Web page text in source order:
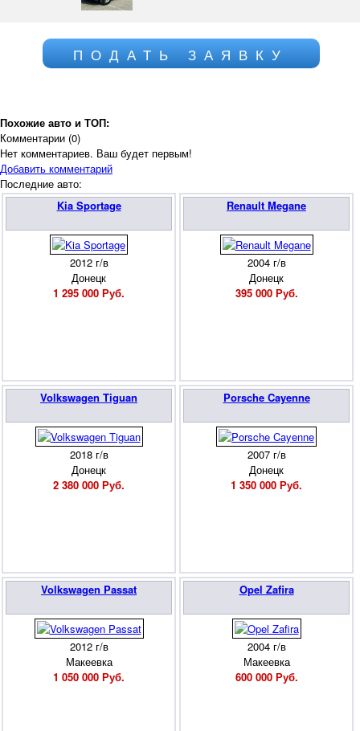
ПОДАТЬ ЗАЯВКУ
Похожие авто и ТОП:
Комментарии (0)
Нет комментариев. Ваш будет первым!
Добавить комментарий
Последние авто:
Kia Sportage
2012 г/в
Донецк
1 295 000 Руб.
Renault Megane
2004 г/в
Донецк
395 000 Руб.
Volkswagen Tiguan
2018 г/в
Донецк
2 380 000 Руб.
Porsche Cayenne
2007 г/в
Донецк
1 350 000 Руб.
Volkswagen Passat
2012 г/в
Макеевка
1 050 000 Руб.
Opel Zafira
2004 г/в
Макеевка
600 000 Руб.